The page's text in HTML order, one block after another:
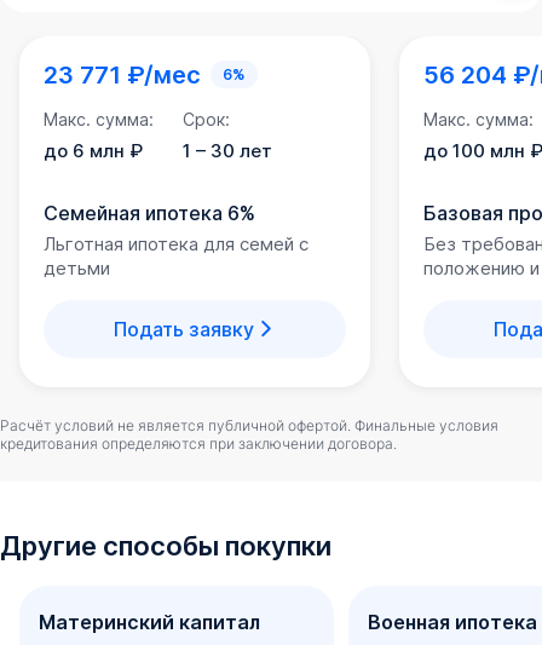
23 771 ₽/мес 6%
Макс. сумма:
до 6 млн ₽
Срок:
1 – 30 лет
Семейная ипотека 6%
Льготная ипотека для семей с
детьми
Подать заявку
56 204
Макс. сумма:
до 100 млн ₽
Базовая
Без
положению
Расчёт условий не является публичной офертой. Финальные условия
кредитования определяются при заключении договора.
Другие способы покупки
Материнский капитал Военная ипотека